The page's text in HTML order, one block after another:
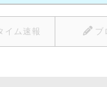
イム速報 ブ